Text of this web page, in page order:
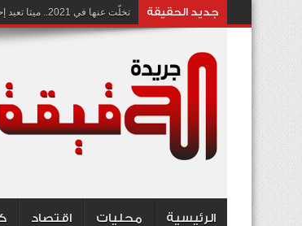
جديد الحقيقة تخلّت عنها في 2021.. ميتا تعيد إحياء تقنية تثير الجدل بشأن انتهاك الخصوصية
الرئيسية محليات اقتصاد